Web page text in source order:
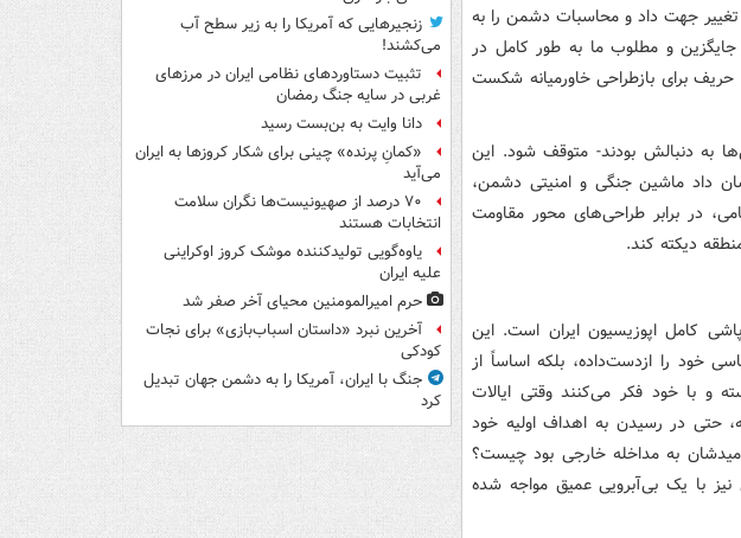
تغییر جهت داد و محاسبات دشمن را به
و مطلوب ما به طور کامل در
برای بازطراحی خاورمیانه شکست
به دنبالش بودند- متوقف شود. این
داد ماشین جنگی و امنیتی دشمن،
در برابر طراحی‌های محور مقاومت
دیکته کند.
کامل اپوزیسیون ایران است. این
خود را ازدست‌داده، بلکه اساساً از
و با خود فکر می‌کنند وقتی ایالات
حتی در رسیدن به اهداف اولیه خود
امیدشان به مداخله خارجی بود چیست؟
نیز با یک بی‌آبرویی عمیق مواجه شده
زنجیرهایی که آمریکا را به زیر سطح آب
می‌کشند!
تثبیت دستاوردهای نظامی ایران در مرزهای
غربی در سایه جنگ رمضان
دانا وایت به بن‌بست رسید
«کمانِ پرنده» چینی برای شکار کروزها به ایران
می‌آید
۷۰ درصد از صهیونیست‌ها نگران سلامت
انتخابات هستند
یاوه‌گویی تولیدکننده موشک کروز اوکراینی
علیه ایران
حرم امیرالمومنین محیای آخر صفر شد
آخرین نبرد «داستان اسباب‌بازی» برای نجات
کودکی
جنگ با ایران، آمریکا را به دشمن جهان تبدیل
کرد